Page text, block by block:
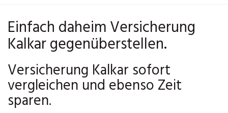
Einfach daheim Versicherung
Kalkar gegenüberstellen.
Versicherung Kalkar sofort
vergleichen und ebenso Zeit
sparen.